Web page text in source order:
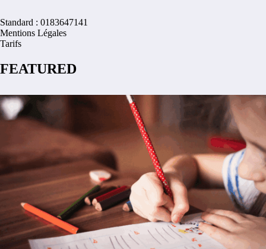
Standard : 0183647141
Mentions Légales
Tarifs
FEATURED